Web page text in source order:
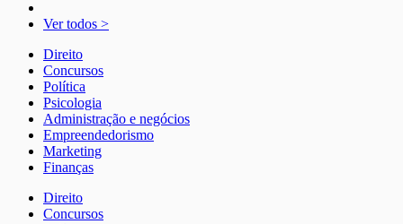
Ver todos >
Direito
Concursos
Política
Psicologia
Administração e negócios
Empreendedorismo
Marketing
Finanças
Direito
Concursos